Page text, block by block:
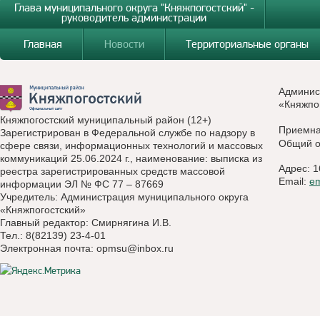
Глава муниципального округа "Княжпогостский" -
руководитель администрации
Главная
Новости Территориальные органы
Княжпогостский муниципальный район (12+)
Зарегистрирован в Федеральной службе по надзору в
сфере связи, информационных технологий и массовых
коммуникаций 25.06.2024 г., наименование: выписка из
реестра зарегистрированных средств массовой
информации ЭЛ № ФС 77 – 87669
Учредитель: Администрация муниципального округа
«Княжпогостский»
Главный редактор: Смирнягина И.В.
Тел.: 8(82139) 23-4-01
Электронная почта: opmsu@inbox.ru
Общий
Адрес:
Email: